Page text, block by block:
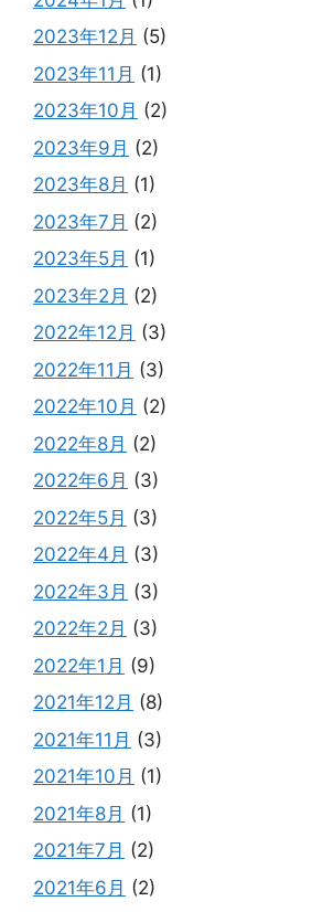
2023年12月 (5)
2023年11月 (1)
2023年10月 (2)
2023年9月 (2)
2023年8月 (1)
2023年7月 (2)
2023年5月 (1)
2023年2月 (2)
2022年12月 (3)
2022年11月 (3)
2022年10月 (2)
2022年8月 (2)
2022年6月 (3)
2022年5月 (3)
2022年4月 (3)
2022年3月 (3)
2022年2月 (3)
2022年1月 (9)
2021年12月 (8)
2021年11月 (3)
2021年10月 (1)
2021年8月 (1)
2021年7月 (2)
2021年6月 (2)